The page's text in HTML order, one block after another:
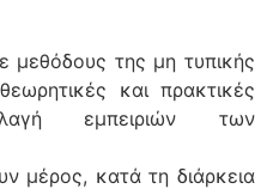
μεθόδους της μη τυπικής
και πρακτικές
εμπειριών των
μέρος, κατά τη διάρκεια